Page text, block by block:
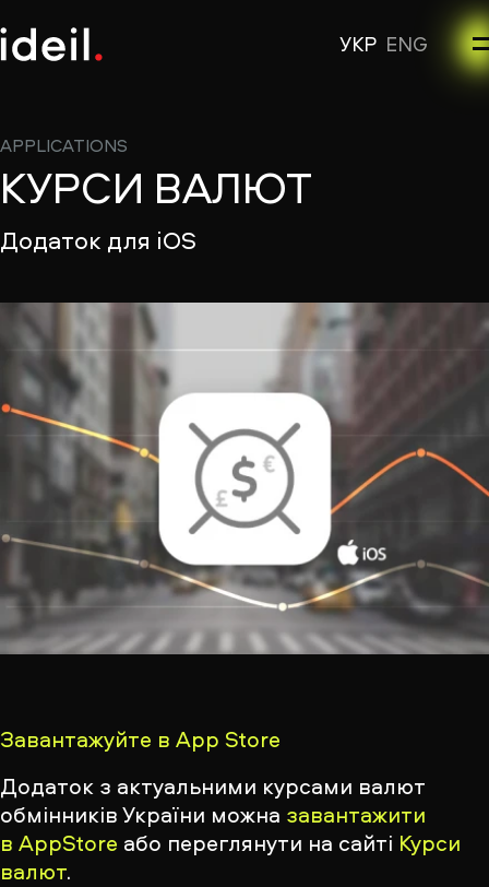
УКР ENG
APPLICATIONS
КУРСИ ВАЛЮТ
Додаток для iOS
Завантажуйте в App Store
Додаток з актуальними курсами валют
обмінників України можна завантажити
в AppStore або переглянути на сайті Курси
валют.